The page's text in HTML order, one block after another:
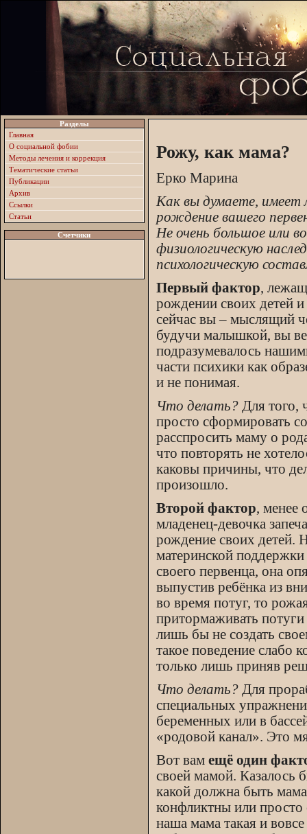
Разделы
Главная
О социальной фобии
Методы лечения и коррекция
Тематические статьи
Публикации
Архив
Ссылки
Статьи
Счетчики
Рожу, как мама?
Ерко Марина
Как вы думаете,
рождение вашего
Не очень большое или
физиологическую
психологическую
Первый фактор,
рождении своих детей
сейчас вы – мыслящий
будучи малышкой, вы
подразумевалось
части психики как
и не понимая.
Что делать? Для того,
просто сформировать
расспросить маму о
что повторять не
каковы причины, что
произошло.
Второй фактор, менее
младенец-девочка
рождение своих детей.
материнской
своего первенца, она
выпустив ребёнка из
во время потуг, то
притормаживать
лишь бы не создать
такое поведение слабо
только лишь приняв
Что делать? Для
специальных
беременных или в
«родовой канал». Это
Вот вам ещё один
своей мамой. Казалось
какой должна быть
конфликтны или просто
наша мама такая и